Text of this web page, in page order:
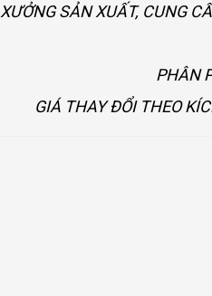
XƯỞNG SẢN XUẤT, CUNG
PHÂN
GIÁ THAY ĐỔI THEO